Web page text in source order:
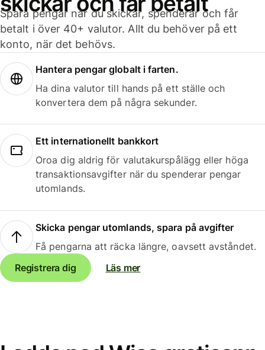
Spara pengar när du skickar, spenderar och får
betalt i över 40+ valutor. Allt du behöver på ett
konto, när det behövs.
Hantera pengar globalt i farten.
Ha dina valutor till hands på ett ställe och
konvertera dem på några sekunder.
Ett internationellt bankkort
Oroa dig aldrig för valutakurspålägg eller höga
transaktionsavgifter när du spenderar pengar
utomlands.
Skicka pengar utomlands, spara på avgifter
Få pengarna att räcka längre, oavsett avståndet.
Registrera dig
Läs mer